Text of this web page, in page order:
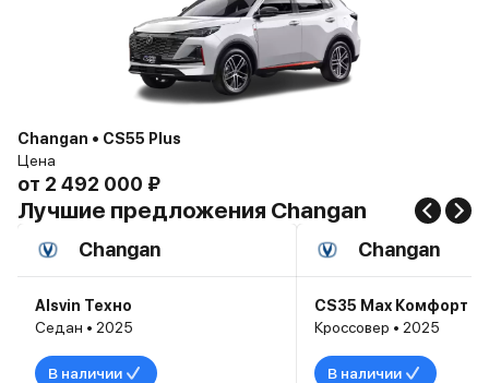
Changan • CS55 Plus
Цена
от 2 492 000 ₽
Лучшие предложения Changan
Changan
Alsvin Техно
Седан • 2025
В наличии
Changan
CS35 Max Комфорт
Кроссовер • 2025
В наличии